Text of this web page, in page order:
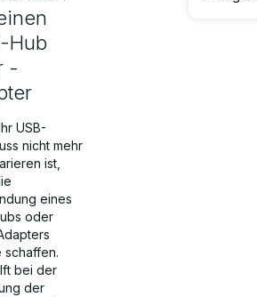
Hub
-
USB-
nicht mehr
ist,
eines
oder
schaffen.
bei der
der